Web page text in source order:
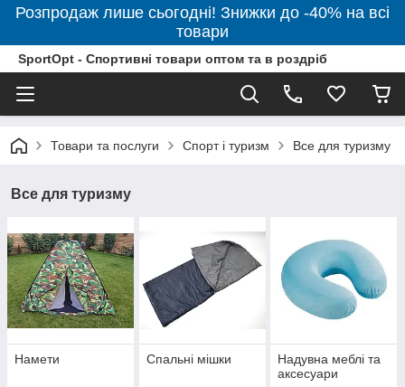
Розпродаж лише сьогодні! Знижки до -40% на всі
товари
SportOpt - Спортивні товари оптом та в роздріб
Товари та послуги Спорт і туризм Все для туризму
Все для туризму
Намети Спальні мішки
Надувна меблі та
аксесуари